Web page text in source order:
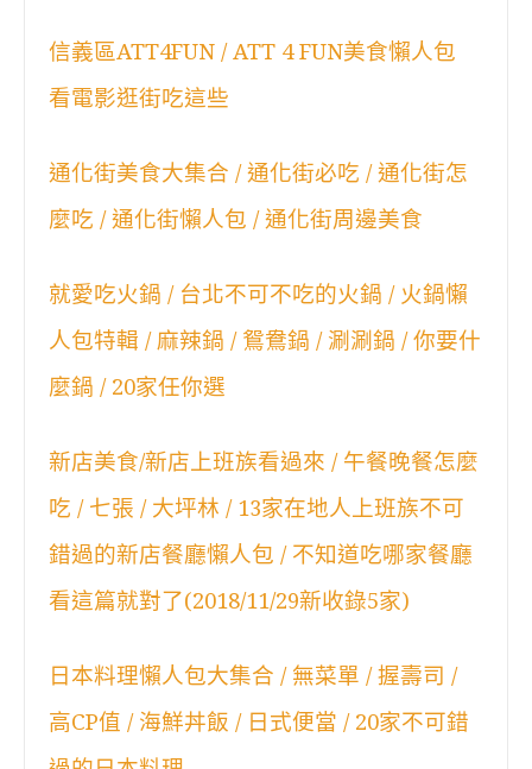
信義區ATT4FUN / ATT 4 FUN美食懶人包
看電影逛街吃這些
通化街美食大集合 / 通化街必吃 / 通化街怎
麼吃 / 通化街懶人包 / 通化街周邊美食
就愛吃火鍋 / 台北不可不吃的火鍋 / 火鍋懶
人包特輯 / 麻辣鍋 / 鴛鴦鍋 / 涮涮鍋 / 你要什
麼鍋 / 20家任你選
新店美食/新店上班族看過來 / 午餐晚餐怎麼
吃 / 七張 / 大坪林 / 13家在地人上班族不可
錯過的新店餐廳懶人包 / 不知道吃哪家餐廳
看這篇就對了(2018/11/29新收錄5家)
日本料理懶人包大集合 / 無菜單 / 握壽司 /
高CP值 / 海鮮丼飯 / 日式便當 / 20家不可錯